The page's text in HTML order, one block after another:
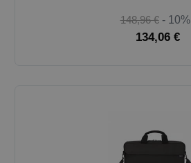
148,96 € - 10%
134,06 €